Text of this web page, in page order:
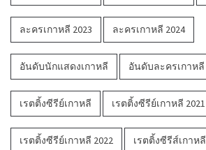
ละครเกาหลี 2023 ละครเกาหลี 2024
อันดับนักแสดงเกาหลี อันดับละครเกาหลี
เรตติ้งซีรีย์เกาหลี เรตติ้งซีรีย์เกาหลี 2021
เรตติ้งซีรีย์เกาหลี 2022 เรตติ้งซีรีส์เกาหลี